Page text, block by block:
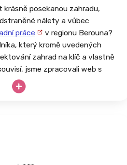
krásně posekanou zahradu,
nálety a vůbec
práce
v regionu Berouna?
který kromě uvedených
zahrad na klíč a vlastně
jsme zpracovali web s